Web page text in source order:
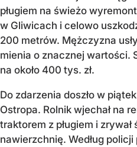
pługiem na świeżo
w Gliwicach i celowo
200 metrów. Mężczyzna
mienia o znacznej wartości.
na około 400 tys. zł.
Do zdarzenia doszło w
Ostropa. Rolnik wjechał na
traktorem z pługiem i zrywał
nawierzchnię. Według